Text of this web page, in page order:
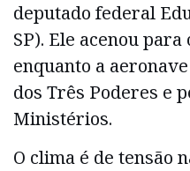
deputado federal
SP). Ele acenou
enquanto a
dos Três Poderes e
Ministérios.
O clima é de tensão